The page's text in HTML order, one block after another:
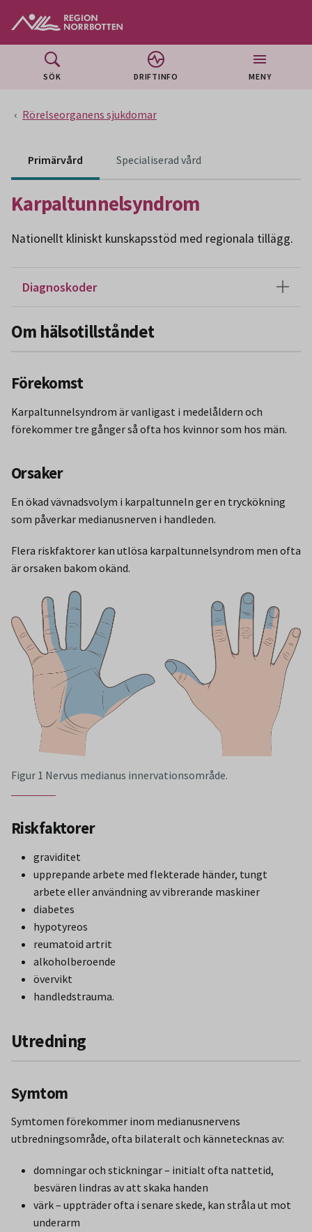
SÖK DRIFTINFO MENY
Rörelseorganens sjukdomar
Primärvård Specialiserad vård
Karpaltunnelsyndrom
Nationellt kliniskt kunskapsstöd med regionala tillägg.
Diagnoskoder
Om hälsotillståndet
Förekomst
Karpaltunnelsyndrom är vanligast i medelåldern och
förekommer tre gånger så ofta hos kvinnor som hos män.
Orsaker
En ökad vävnadsvolym i karpaltunneln ger en tryckökning
som påverkar medianusnerven i handleden.
Flera riskfaktorer kan utlösa karpaltunnelsyndrom men ofta
är orsaken bakom okänd.
Figur 1 Nervus medianus innervationsområde.
Riskfaktorer
graviditet
upprepande arbete med flekterade händer, tungt
arbete eller användning av vibrerande maskiner
diabetes
hypotyreos
reumatoid artrit
alkoholberoende
övervikt
handledstrauma.
Utredning
Symtom
Symtomen förekommer inom medianusnervens
utbredningsområde, ofta bilateralt och kännetecknas av:
domningar och stickningar – initialt ofta nattetid,
besvären lindras av att skaka handen
värk – uppträder ofta i senare skede, kan stråla ut mot
underarm